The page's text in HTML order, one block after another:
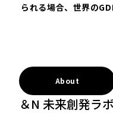
られる場合、世界の
About
＆N 未来創発ラ